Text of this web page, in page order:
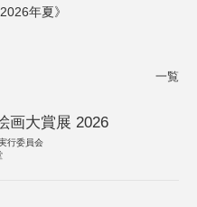
年夏》
一覧
画大賞展 2026
行委員会